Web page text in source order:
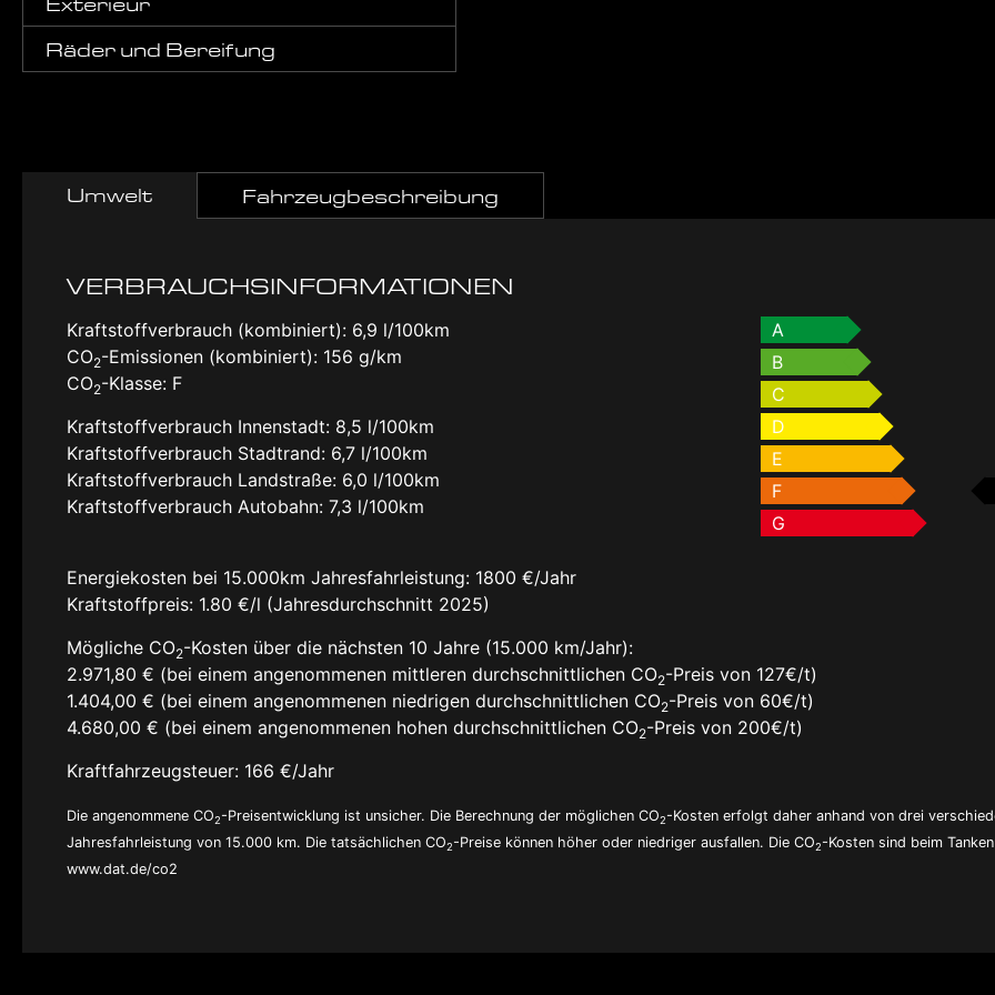
Räder und Bereifung
Umwelt Fahrzeugbeschreibung
VERBRAUCHSINFORMATIONEN
Kraftstoffverbrauch (kombiniert): 6,9 l/100km
CO2-Emissionen (kombiniert): 156 g/km
CO2-Klasse: F
Kraftstoffverbrauch Innenstadt: 8,5 l/100km
Kraftstoffverbrauch Stadtrand: 6,7 l/100km
Kraftstoffverbrauch Landstraße: 6,0 l/100km
Kraftstoffverbrauch Autobahn: 7,3 l/100km
A
B
C
D
E
F
G
Energiekosten bei 15.000km Jahresfahrleistung: 1800 €/Jahr
Kraftstoffpreis: 1.80 €/l (Jahresdurchschnitt 2025)
Mögliche CO2-Kosten über die nächsten 10 Jahre (15.000 km/Jahr):
2.971,80 € (bei einem angenommenen mittleren durchschnittlichen CO2-Preis von 127€/t)
1.404,00 € (bei einem angenommenen niedrigen durchschnittlichen CO2-Preis von 60€/t)
4.680,00 € (bei einem angenommenen hohen durchschnittlichen CO2-Preis von 200€/t)
Kraftfahrzeugsteuer: 166 €/Jahr
Die angenommene CO2-Preisentwicklung ist unsicher. Die Berechnung der möglichen CO2-Kosten erfolgt daher anhand von drei
Jahresfahrleistung von 15.000 km. Die tatsächlichen CO2-Preise können höher oder niedriger ausfallen. Die CO2-Kosten sind beim
www.dat.de/co2